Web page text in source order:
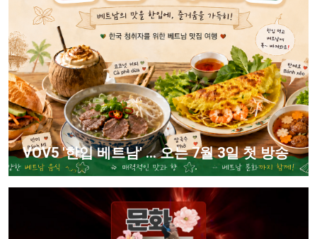
VOV5 '한입 베트남' ... 오는 7월 3일 첫 방송